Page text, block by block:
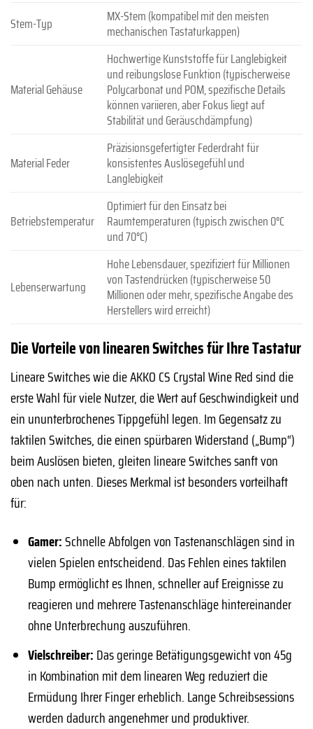
Stem-Typ
MX-Stem (kompatibel mit den meisten
mechanischen Tastaturkappen)
Material Gehäuse
Hochwertige Kunststoffe für Langlebigkeit
und reibungslose Funktion (typischerweise
Polycarbonat und POM, spezifische Details
können variieren, aber Fokus liegt auf
Stabilität und Geräuschdämpfung)
Material Feder
Präzisionsgefertigter Federdraht für
konsistentes Auslösegefühl und
Langlebigkeit
Betriebstemperatur
Optimiert für den Einsatz bei
Raumtemperaturen (typisch zwischen 0°C
und 70°C)
Lebenserwartung
Hohe Lebensdauer, spezifiziert für Millionen
von Tastendrücken (typischerweise 50
Millionen oder mehr, spezifische Angabe des
Herstellers wird erreicht)
Die Vorteile von linearen Switches für Ihre Tastatur
Lineare Switches wie die AKKO CS Crystal Wine Red sind die
erste Wahl für viele Nutzer, die Wert auf Geschwindigkeit und
ein ununterbrochenes Tippgefühl legen. Im Gegensatz zu
taktilen Switches, die einen spürbaren Widerstand („Bump“)
beim Auslösen bieten, gleiten lineare Switches sanft von
oben nach unten. Dieses Merkmal ist besonders vorteilhaft
für:
Gamer:Schnelle Abfolgen von Tastenanschlägen sind in
vielen Spielen entscheidend. Das Fehlen eines taktilen
Bump ermöglicht es Ihnen, schneller auf Ereignisse zu
reagieren und mehrere Tastenanschläge hintereinander
ohne Unterbrechung auszuführen.
Vielschreiber: Das geringe Betätigungsgewicht von 45g
in Kombination mit dem linearen Weg reduziert die
Ermüdung Ihrer Finger erheblich. Lange Schreibsessions
werden dadurch angenehmer und produktiver.